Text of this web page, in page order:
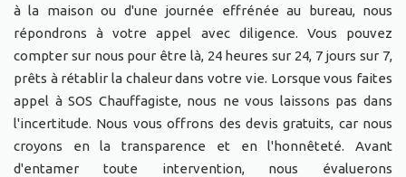
à la maison ou d'une journée effrénée au bureau, nous
répondrons à votre appel avec diligence. Vous pouvez
compter sur nous pour être là, 24 heures sur 24, 7 jours sur 7,
prêts à rétablir la chaleur dans votre vie. Lorsque vous faites
appel à SOS Chauffagiste, nous ne vous laissons pas dans
l'incertitude. Nous vous offrons des devis gratuits, car nous
croyons en la transparence et en l'honnêteté. Avant
d'entamer toute intervention, nous évaluerons